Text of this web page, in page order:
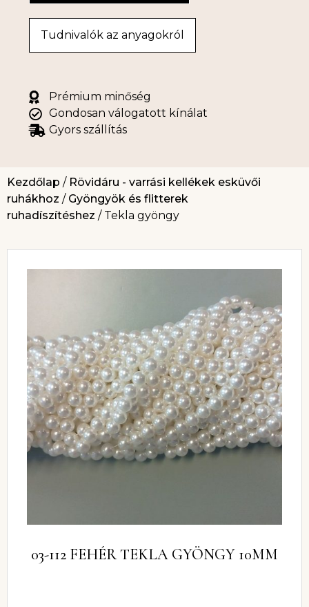
Tudnivalók az anyagokról
Prémium minőség
Gondosan válogatott kínálat
Gyors szállítás
Kezdőlap / Rövidáru - varrási kellékek esküvői
ruhákhoz / Gyöngyök és flitterek
ruhadíszítéshez / Tekla gyöngy
03-112 FEHÉR TEKLA GYÖNGY 10MM